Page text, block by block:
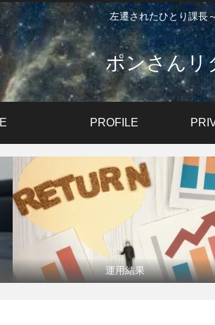
左遷されたひとり課長
ポンさんリ
PROFILE
運用結果